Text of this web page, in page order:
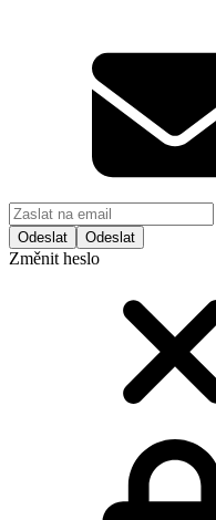
Odeslat
Změnit heslo